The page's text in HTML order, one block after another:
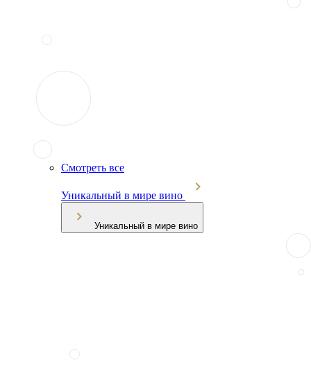
Смотреть все
Уникальный в мире вино
Уникальный в мире вино